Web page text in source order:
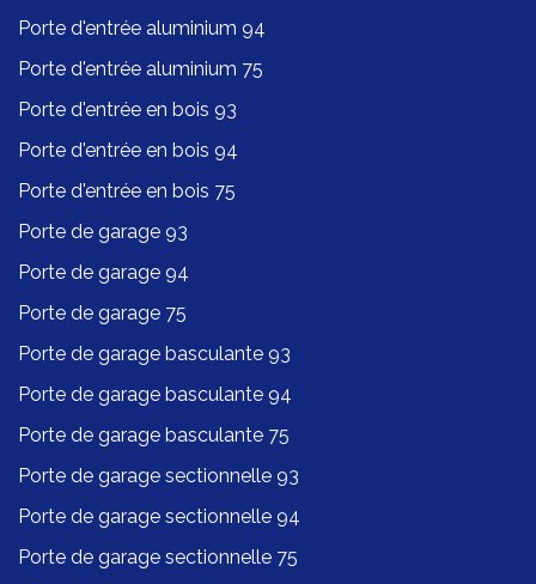
Porte d'entrée aluminium 94
Porte d'entrée aluminium 75
Porte d'entrée en bois 93
Porte d'entrée en bois 94
Porte d'entrée en bois 75
Porte de garage 93
Porte de garage 94
Porte de garage 75
Porte de garage basculante 93
Porte de garage basculante 94
Porte de garage basculante 75
Porte de garage sectionnelle 93
Porte de garage sectionnelle 94
Porte de garage sectionnelle 75